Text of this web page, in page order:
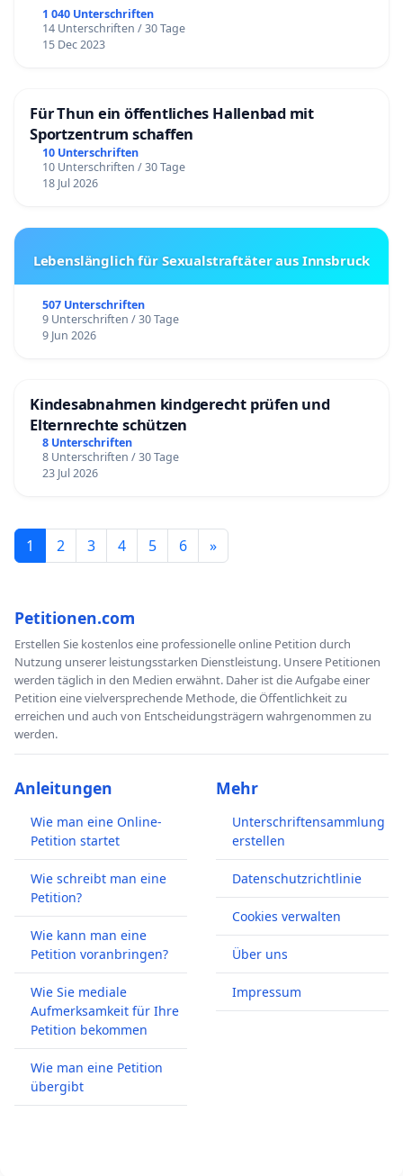
1 040 Unterschriften
14 Unterschriften / 30 Tage
15 Dec 2023
Für Thun ein öffentliches Hallenbad mit
Sportzentrum schaffen
10 Unterschriften
10 Unterschriften / 30 Tage
18 Jul 2026
Lebenslänglich für Sexualstraftäter aus Innsbruck
507 Unterschriften
9 Unterschriften / 30 Tage
9 Jun 2026
Kindesabnahmen kindgerecht prüfen und
Elternrechte schützen
8 Unterschriften
8 Unterschriften / 30 Tage
23 Jul 2026
1 2 3 4 5 6 »
Petitionen.com
Erstellen Sie kostenlos eine professionelle online Petition durch
Nutzung unserer leistungsstarken Dienstleistung. Unsere Petitionen
werden täglich in den Medien erwähnt. Daher ist die Aufgabe einer
Petition eine vielversprechende Methode, die Öffentlichkeit zu
erreichen und auch von Entscheidungsträgern wahrgenommen zu
werden.
Anleitungen
Wie man eine Online-
Petition startet
Wie schreibt man eine
Petition?
Wie kann man eine
Petition voranbringen?
Wie Sie mediale
Aufmerksamkeit für Ihre
Petition bekommen
Wie man eine Petition
übergibt
Mehr
Unterschriftensammlung
erstellen
Datenschutzrichtlinie
Cookies verwalten
Über uns
Impressum